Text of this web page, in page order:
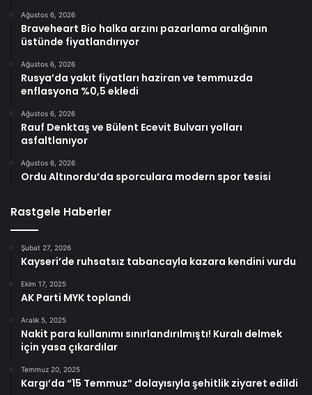
Ağustos 6, 2026
Braveheart Bio halka arzını pazarlama aralığının
üstünde fiyatlandırıyor
Ağustos 6, 2026
Rusya’da yakıt fiyatları haziran ve temmuzda
enflasyona %0,5 ekledi
Ağustos 6, 2026
Rauf Denktaş ve Bülent Ecevit Bulvarı yolları
asfaltlanıyor
Ağustos 6, 2026
Ordu Altınordu’da sporculara modern spor tesisi
Rastgele Haberler
Şubat 27, 2026
Kayseri’de ruhsatsız tabancayla kazara kendini vurdu
Ekim 17, 2025
AK Parti MYK toplandı
Aralık 5, 2025
Nakit para kullanımı sınırlandırılmıştı! Kuralı delmek
için yasa çıkardılar
Temmuz 20, 2025
Kargı’da “15 Temmuz” dolayısıyla şehitlik ziyaret edildi